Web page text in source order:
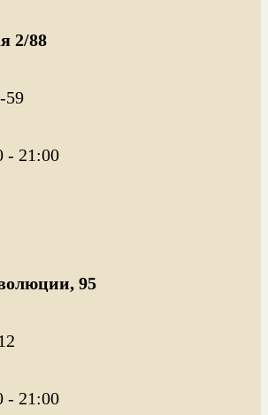
2/88
59
- 21:00
95
- 21:00